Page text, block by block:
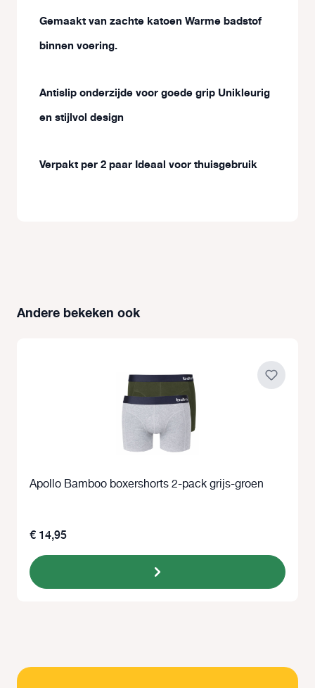
Gemaakt van zachte katoen Warme badstof
binnen voering.
Antislip onderzijde voor goede grip Unikleurig
en stijlvol design
Verpakt per 2 paar Ideaal voor thuisgebruik
Productgalerij overslaan
Andere bekeken ook
Apollo Bamboo boxershorts 2-pack grijs-groen
€ 14,95